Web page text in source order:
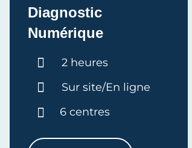
Diagnostic
Numérique
Durée :
2 heures
Sur site/En ligne
6 centres